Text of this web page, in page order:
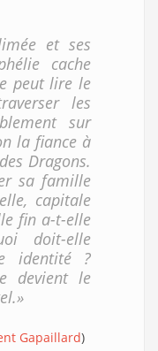
et ses
cache
peut lire le
les
sur
la fiance à
Dragons.
sa famille
capitale
fin a-t-elle
doit-elle
identité ?
devient le
Gapaillard)